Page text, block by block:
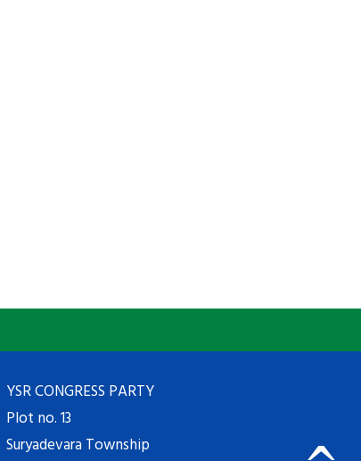
YSR CONGRESS PARTY
Plot no. 13
Suryadevara Township